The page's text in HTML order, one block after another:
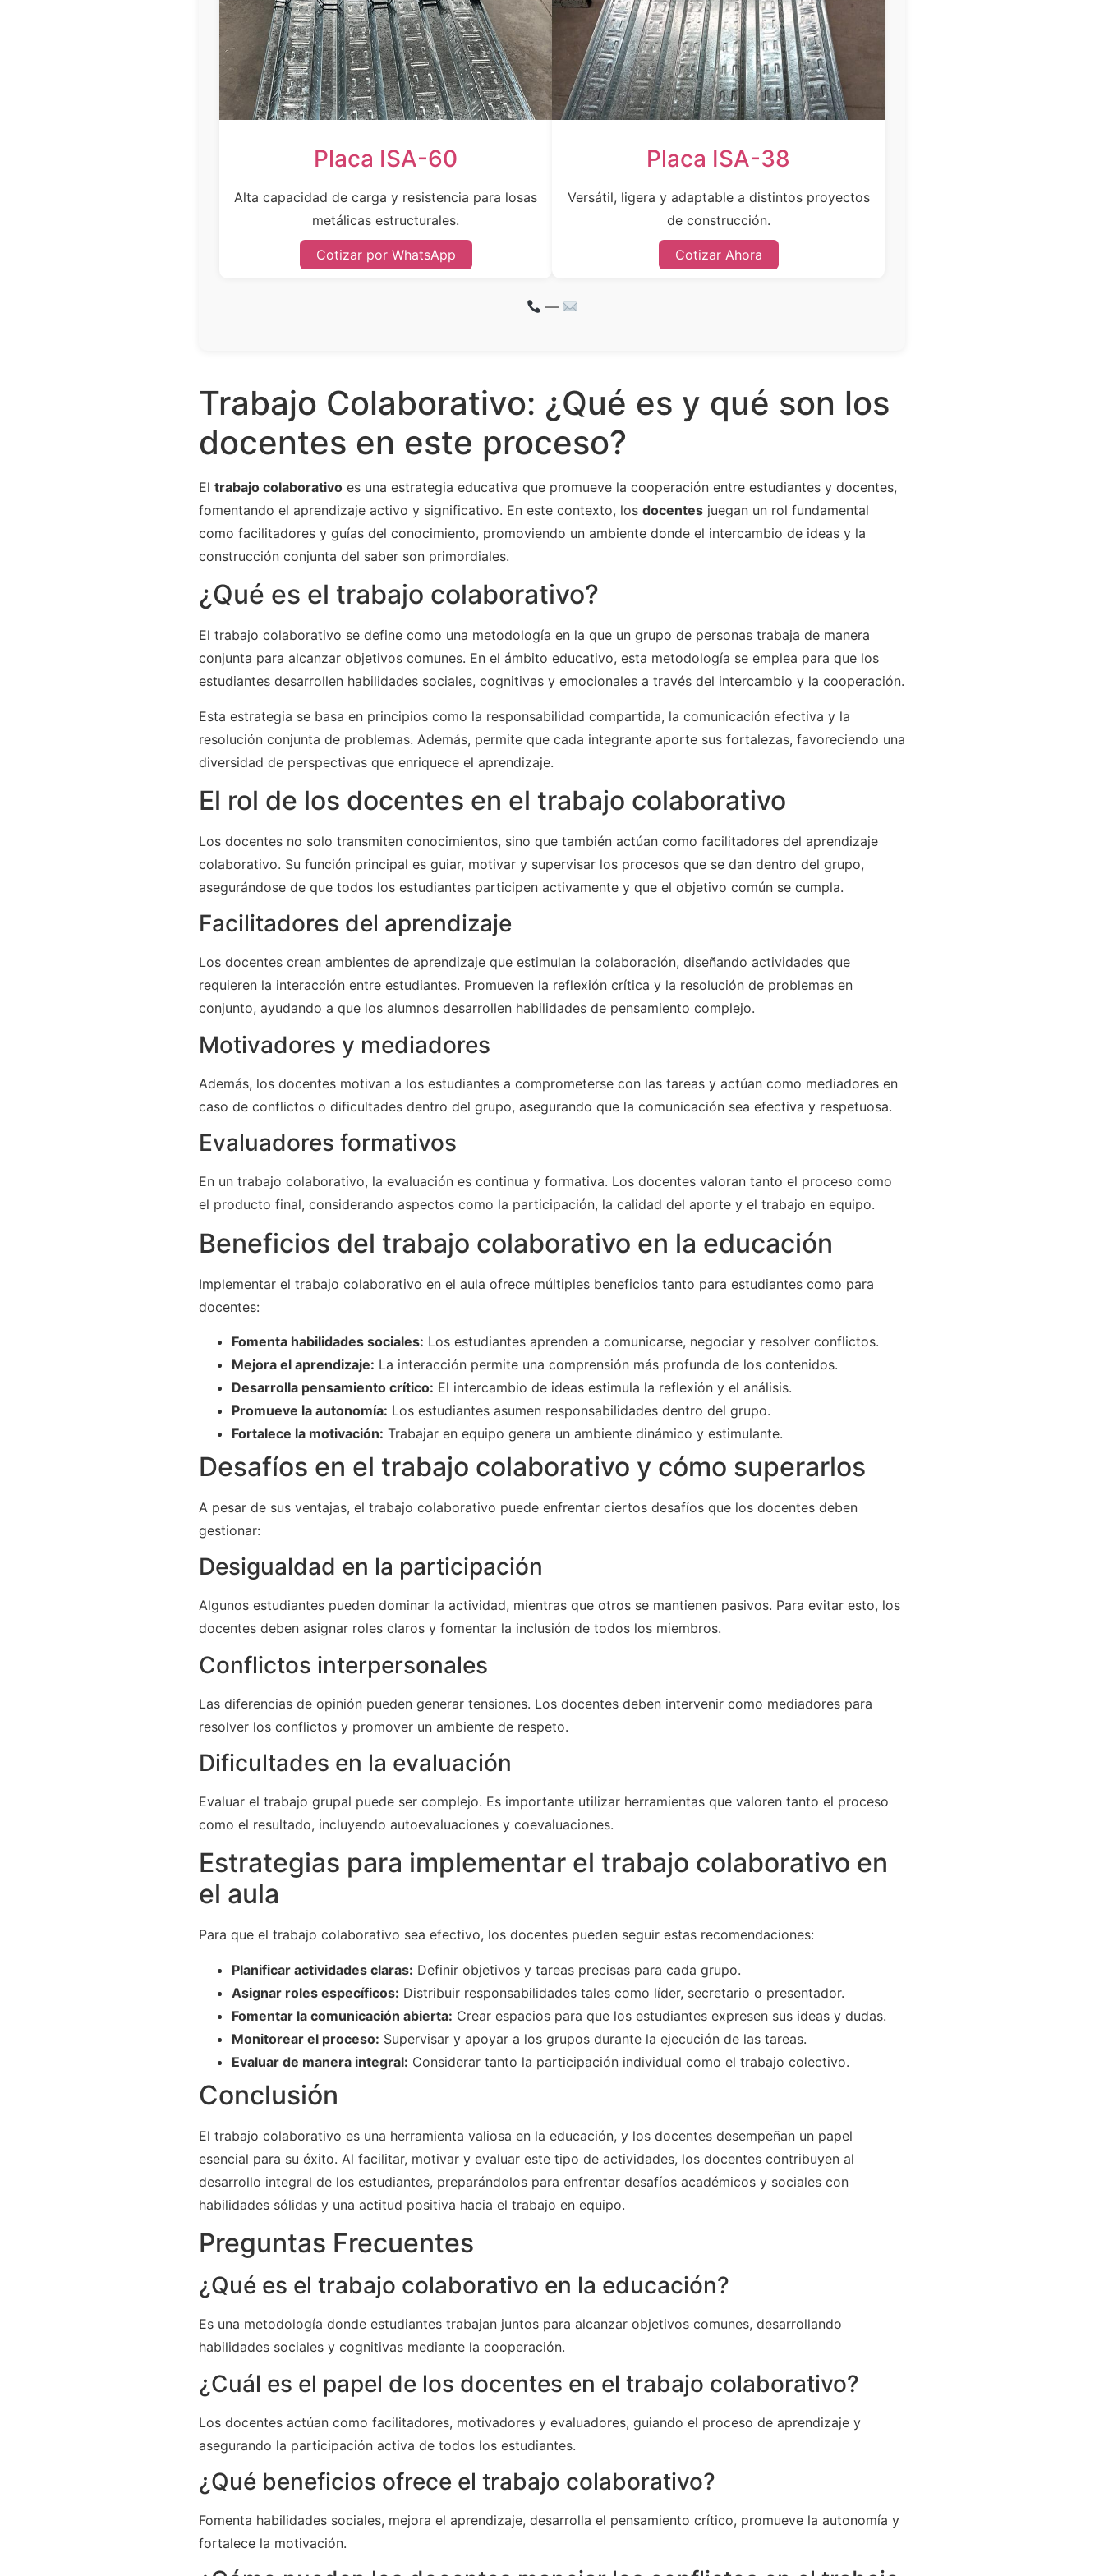
Placa ISA-60
Alta capacidad de carga y resistencia para losas
metálicas estructurales.
Cotizar por WhatsApp
Placa ISA-38
Versátil, ligera y adaptable a distintos proyectos
de construcción.
Cotizar Ahora
—
Trabajo Colaborativo: ¿Qué es y qué son los
docentes en este proceso?
El trabajo colaborativo es una estrategia educativa que promueve la cooperación entre estudiantes y docentes,
fomentando el aprendizaje activo y significativo. En este contexto, los docentes juegan un rol fundamental
como facilitadores y guías del conocimiento, promoviendo un ambiente donde el intercambio de ideas y la
construcción conjunta del saber son primordiales.
¿Qué es el trabajo colaborativo?
El trabajo colaborativo se define como una metodología en la que un grupo de personas trabaja de manera
conjunta para alcanzar objetivos comunes. En el ámbito educativo, esta metodología se emplea para que los
estudiantes desarrollen habilidades sociales, cognitivas y emocionales a través del intercambio y la cooperación.
Esta estrategia se basa en principios como la responsabilidad compartida, la comunicación efectiva y la
resolución conjunta de problemas. Además, permite que cada integrante aporte sus fortalezas, favoreciendo una
diversidad de perspectivas que enriquece el aprendizaje.
El rol de los docentes en el trabajo colaborativo
Los docentes no solo transmiten conocimientos, sino que también actúan como facilitadores del aprendizaje
colaborativo. Su función principal es guiar, motivar y supervisar los procesos que se dan dentro del grupo,
asegurándose de que todos los estudiantes participen activamente y que el objetivo común se cumpla.
Facilitadores del aprendizaje
Los docentes crean ambientes de aprendizaje que estimulan la colaboración, diseñando actividades que
requieren la interacción entre estudiantes. Promueven la reflexión crítica y la resolución de problemas en
conjunto, ayudando a que los alumnos desarrollen habilidades de pensamiento complejo.
Motivadores y mediadores
Además, los docentes motivan a los estudiantes a comprometerse con las tareas y actúan como mediadores en
caso de conflictos o dificultades dentro del grupo, asegurando que la comunicación sea efectiva y respetuosa.
Evaluadores formativos
En un trabajo colaborativo, la evaluación es continua y formativa. Los docentes valoran tanto el proceso como
el producto final, considerando aspectos como la participación, la calidad del aporte y el trabajo en equipo.
Beneficios del trabajo colaborativo en la educación
Implementar el trabajo colaborativo en el aula ofrece múltiples beneficios tanto para estudiantes como para
docentes:
Fomenta habilidades sociales: Los estudiantes aprenden a comunicarse, negociar y resolver conflictos.
Mejora el aprendizaje: La interacción permite una comprensión más profunda de los contenidos.
Desarrolla pensamiento crítico: El intercambio de ideas estimula la reflexión y el análisis.
Promueve la autonomía: Los estudiantes asumen responsabilidades dentro del grupo.
Fortalece la motivación: Trabajar en equipo genera un ambiente dinámico y estimulante.
Desafíos en el trabajo colaborativo y cómo superarlos
A pesar de sus ventajas, el trabajo colaborativo puede enfrentar ciertos desafíos que los docentes deben
gestionar:
Desigualdad en la participación
Algunos estudiantes pueden dominar la actividad, mientras que otros se mantienen pasivos. Para evitar esto, los
docentes deben asignar roles claros y fomentar la inclusión de todos los miembros.
Conflictos interpersonales
Las diferencias de opinión pueden generar tensiones. Los docentes deben intervenir como mediadores para
resolver los conflictos y promover un ambiente de respeto.
Dificultades en la evaluación
Evaluar el trabajo grupal puede ser complejo. Es importante utilizar herramientas que valoren tanto el proceso
como el resultado, incluyendo autoevaluaciones y coevaluaciones.
Estrategias para implementar el trabajo colaborativo en
el aula
Para que el trabajo colaborativo sea efectivo, los docentes pueden seguir estas recomendaciones:
Planificar actividades claras: Definir objetivos y tareas precisas para cada grupo.
Asignar roles específicos: Distribuir responsabilidades tales como líder, secretario o presentador.
Fomentar la comunicación abierta: Crear espacios para que los estudiantes expresen sus ideas y dudas.
Monitorear el proceso: Supervisar y apoyar a los grupos durante la ejecución de las tareas.
Evaluar de manera integral: Considerar tanto la participación individual como el trabajo colectivo.
Conclusión
El trabajo colaborativo es una herramienta valiosa en la educación, y los docentes desempeñan un papel
esencial para su éxito. Al facilitar, motivar y evaluar este tipo de actividades, los docentes contribuyen al
desarrollo integral de los estudiantes, preparándolos para enfrentar desafíos académicos y sociales con
habilidades sólidas y una actitud positiva hacia el trabajo en equipo.
Preguntas Frecuentes
¿Qué es el trabajo colaborativo en la educación?
Es una metodología donde estudiantes trabajan juntos para alcanzar objetivos comunes, desarrollando
habilidades sociales y cognitivas mediante la cooperación.
¿Cuál es el papel de los docentes en el trabajo colaborativo?
Los docentes actúan como facilitadores, motivadores y evaluadores, guiando el proceso de aprendizaje y
asegurando la participación activa de todos los estudiantes.
¿Qué beneficios ofrece el trabajo colaborativo?
Fomenta habilidades sociales, mejora el aprendizaje, desarrolla el pensamiento crítico, promueve la autonomía y
fortalece la motivación.